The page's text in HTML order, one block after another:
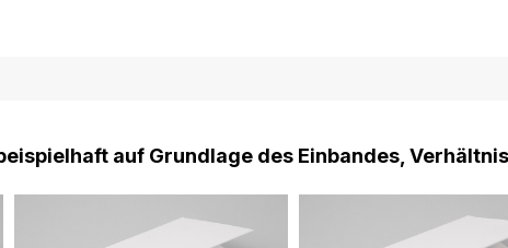
auf Grundlage des Einbandes,